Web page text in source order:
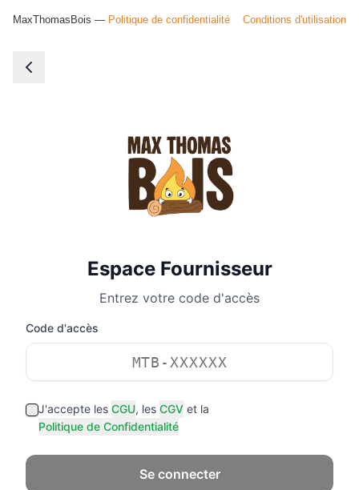
MaxThomasBois — Politique de confidentialité Conditions d'utilisation
Espace Fournisseur
Entrez votre code d'accès
Code d'accès
J'accepte les CGU, les CGV et la
Politique de Confidentialité
Se connecter